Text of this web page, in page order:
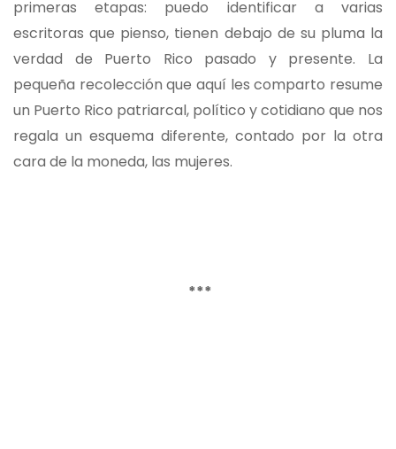
primeras etapas: puedo identificar a varias
escritoras que pienso, tienen debajo de su pluma la
verdad de Puerto Rico pasado y presente. La
pequeña recolección que aquí les comparto resume
un Puerto Rico patriarcal, político y cotidiano que nos
regala un esquema diferente, contado por la otra
cara de la moneda, las mujeres.
***